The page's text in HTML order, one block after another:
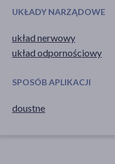
UKŁADY NARZĄDOWE
układ nerwowy
układ odpornościowy
SPOSÓB APLIKACJI
doustne